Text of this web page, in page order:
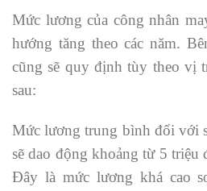
Mức lương của công nhân
hướng tăng theo các năm.
cũng sẽ quy định tùy theo vị
sau:
Mức lương trung bình đối với
sẽ dao động khoảng từ 5 triệu
Đây là mức lương khá cao